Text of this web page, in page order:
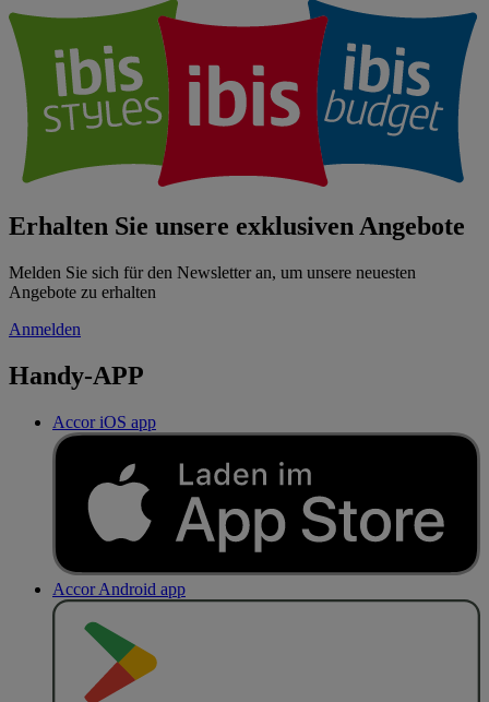
Erhalten Sie unsere exklusiven Angebote
Melden Sie sich für den Newsletter an, um unsere neuesten
Angebote zu erhalten
Anmelden
Handy-APP
Accor iOS app
Accor Android app